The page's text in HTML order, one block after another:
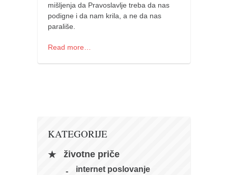
kihon
naihanchi
kushanku
passai
bo
mišljenja da Pravoslavlje treba da nas
podigne i da nam krila, a ne da nas
parališe.
Read more…
KATEGORIJE
životne priče
internet poslovanje